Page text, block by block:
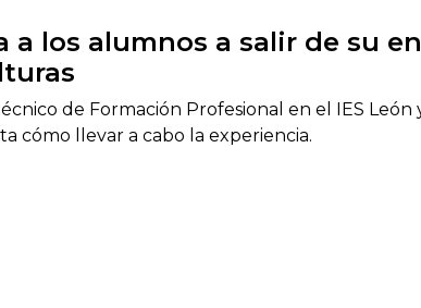
a los alumnos a salir de su
de Formación Profesional en el IES
cómo llevar a cabo la experiencia.